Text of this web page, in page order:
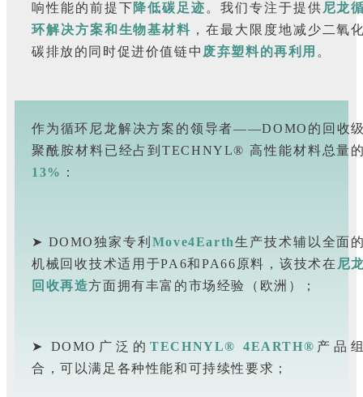
响性能的前提下降低碳足迹 。我们专注于提供 尼龙
环解决方案和生物基材料 ，在最大限度地减少二氧
碳排放的同时促进价值链中 废弃塑料的再利用 。
作为循环尼龙解决方案的领导者——DOMO的回收
聚酰胺材料已经占到TECHNYL® 高性能材料总量
13% ：
➤ DOMO独家专利 Move4Earth生产技术辅以全面
机械回收技术适用于PA6和PA66原料，该技术在 尼
回收再造方面拥有丰富的市场经验（欧洲）；
➤ DOMO广泛的TECHNYL® 4EARTH® 产品
合，可以满足各种性能和可持续性要求；